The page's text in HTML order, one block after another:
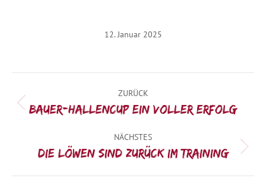
12. Januar 2025
ZURÜCK
Vorheriger
Bauer-Hallencup ein voller Erfolg
NÄCHSTES
Nächster
Die Löwen sind zurück im Training